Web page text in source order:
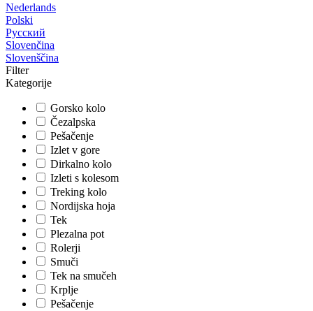
Nederlands
Polski
Русский
Slovenčina
Slovenščina
Filter
Kategorije
Gorsko kolo
Čezalpska
Pešačenje
Izlet v gore
Dirkalno kolo
Izleti s kolesom
Treking kolo
Nordijska hoja
Tek
Plezalna pot
Rolerji
Smuči
Tek na smučeh
Krplje
Pešačenje